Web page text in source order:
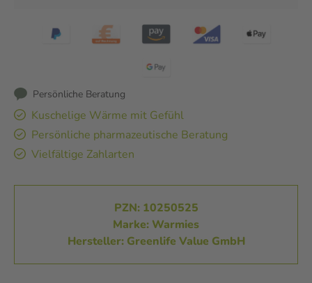
Persönliche Beratung
Kuschelige Wärme mit Gefühl
Persönliche pharmazeutische Beratung
Vielfältige Zahlarten
PZN: 10250525
Marke: Warmies
Hersteller: Greenlife Value GmbH